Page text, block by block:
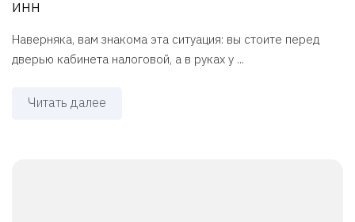
инн
Наверняка, вам знакома эта ситуация: вы стоите перед
дверью кабинета налоговой, а в руках у ...
Читать далее